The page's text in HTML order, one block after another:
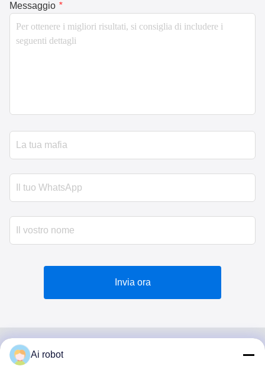
Messaggio *
Invia ora
Ai robot